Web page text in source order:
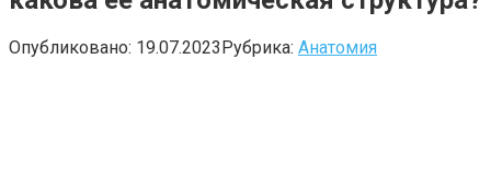
Опубликовано: 19.07.2023Рубрика: Анатомия